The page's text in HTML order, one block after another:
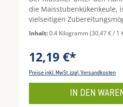
die Maisstubenkükenkeule,
vielseitigen
beliebt. Egal ob als Grillgut,
Ofen oder sogar aus dem
Licht zu bringen.Hinweis: Vor
vollständig durcherhitzen
Inhalt:0.4 Kilogramm(30,47 € / 1
12,19 €*
Preise inkl. MwSt. zzgl. Versandkosten
IN DEN